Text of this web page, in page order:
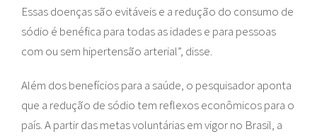
Essas doenças são evitáveis e a redução do consumo de
sódio é benéfica para todas as idades e para pessoas
com ou sem hipertensão arterial”, disse.
Além dos benefícios para a saúde, o pesquisador aponta
que a redução de sódio tem reflexos econômicos para o
país. A partir das metas voluntárias em vigor no Brasil, a